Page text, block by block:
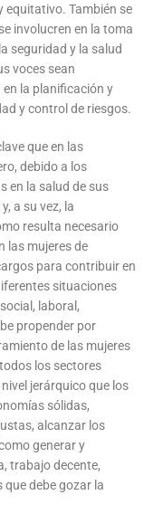
equitativo. También se
involucren en la toma
seguridad y la salud
voces sean
la planificación y
y control de riesgos.
que en las
debido a los
en la salud de sus
a su vez, la
resulta necesario
las mujeres de
para contribuir en
situaciones
laboral,
propender por
de las mujeres
los sectores
jerárquico que los
sólidas,
alcanzar los
generar y
trabajo decente,
debe gozar la